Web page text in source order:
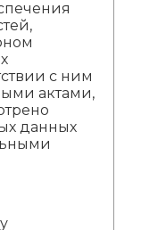
с ним
актами,
данных